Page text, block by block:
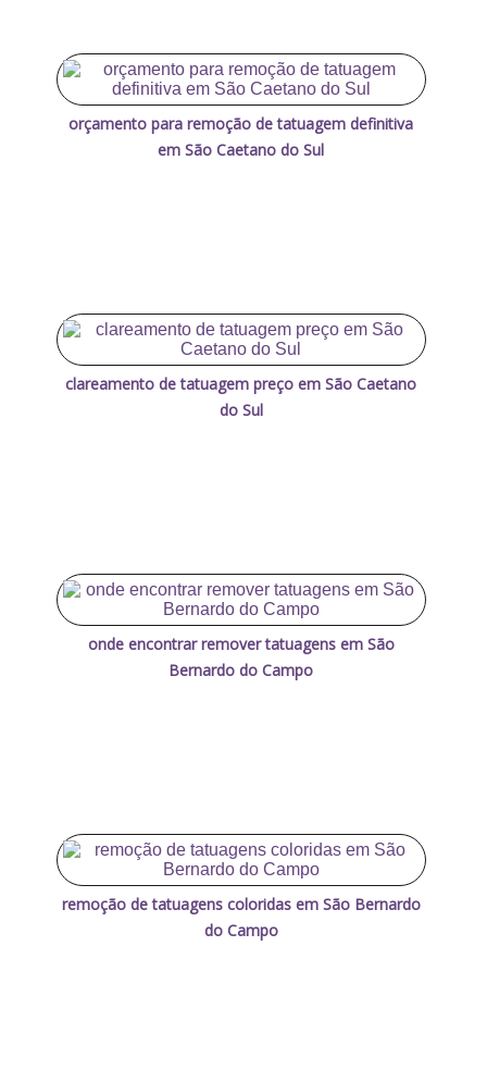
orçamento para remoção de tatuagem definitiva
em São Caetano do Sul
clareamento de tatuagem preço em São Caetano
do Sul
onde encontrar remover tatuagens em São
Bernardo do Campo
remoção de tatuagens coloridas em São Bernardo
do Campo